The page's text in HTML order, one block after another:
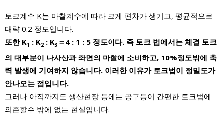
토크계수 K는 마찰계수에 따라 크게 편차가 생기고, 평균적으로
대략 0.2 정도입니다.
또한 K1 : K2 : K3 ＝4 : 1 : 5 정도이다. 즉 토크 법에서는 체결 토크
의 대부분이 나사산과 좌면의 마찰에 소비하고, 10%정도밖에 축
력 발생에 기여하지 않습니다. 이러한 이유가 토크법이 정밀도가
안나오는 점입니다.
그러나 아직까지도 생산현장 등에는 공구등이 간편한 토크법에
의존할수 밖에 없는 현실입니다.